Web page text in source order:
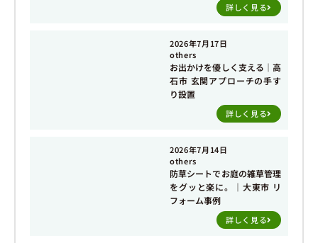
詳しく見る
2026年7月17日
others
お出かけを優しく支える｜高
石市 玄関アプローチの手す
り設置
詳しく見る
2026年7月14日
others
防草シートでお庭の雑草管理
をグッと楽に。｜大東市 リ
フォーム事例
詳しく見る